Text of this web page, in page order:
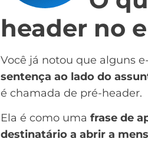
header no
Você já notou que alguns
sentença ao lado do
é chamada de pré-header.
Ela é como uma frase de
destinatário a abrir a